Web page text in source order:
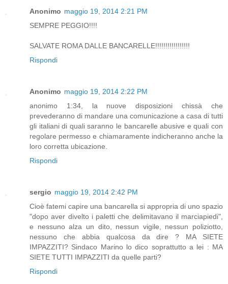
Anonimo maggio 19, 2014 2:21 PM
SEMPRE PEGGIO!!!!
SALVATE ROMA DALLE BANCARELLE!!!!!!!!!!!!!!!!!
Rispondi
Anonimo maggio 19, 2014 2:22 PM
anonimo 1:34, la nuove disposizioni chissà che
prevederanno di mandare una comunicazione a casa di tutti
gli italiani di quali saranno le bancarelle abusive e quali con
regolare permesso e chiamaramente indicheranno anche la
loro corretta ubicazione.
Rispondi
sergio maggio 19, 2014 2:42 PM
Cioè fatemi capire una bancarella si appropria di uno spazio
"dopo aver divelto i paletti che delimitavano il marciapiedi",
e nessuno alza un dito, nessun vigile, nessun poliziotto,
nessuno che abbia qualcosa da dire ? MA SIETE
IMPAZZITI? Sindaco Marino lo dico soprattutto a lei : MA
SIETE TUTTI IMPAZZITI da quelle parti?
Rispondi